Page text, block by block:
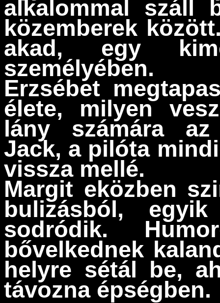
alkalommal száll
közemberek
akad, egy
személyében.
Erzsébet
élete, milyen
lány számára az
Jack, a pilóta
vissza mellé.
Margit eközben
bulizásból,
sodródik.
bővelkednek
helyre sétál be,
távozna épségben.